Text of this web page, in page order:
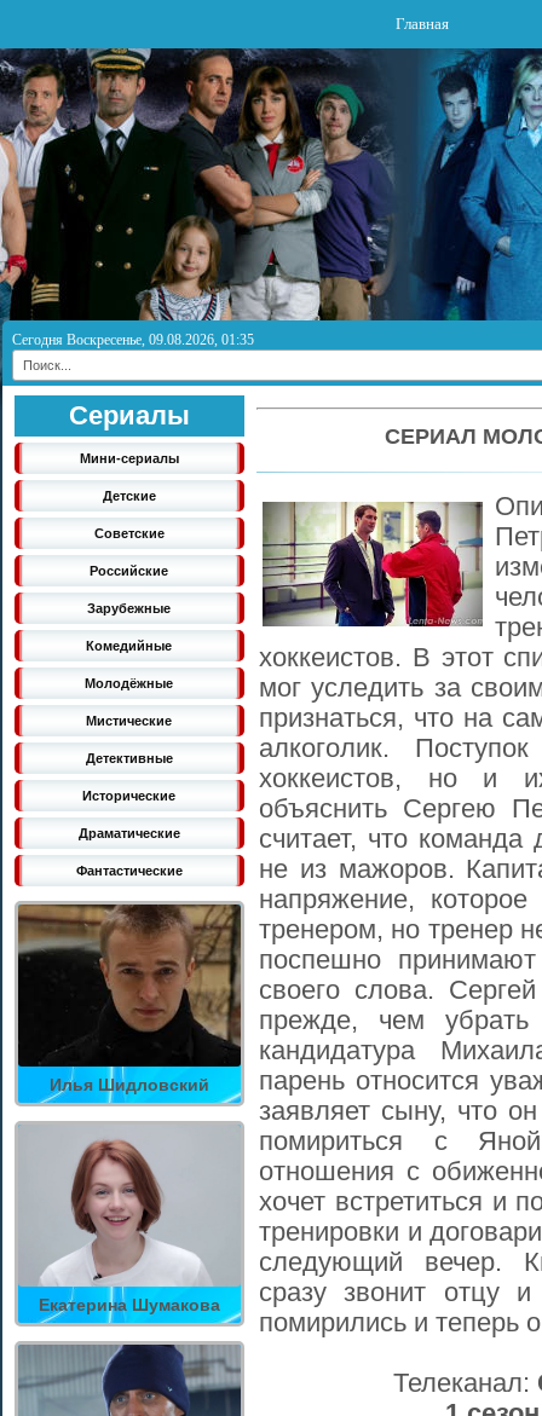
Главная
Сегодня Воскресенье, 09.08.2026, 01:35
Сериалы
Мини-сериалы
Детские
Советские
Российские
Зарубежные
Комедийные
Молодёжные
Мистические
Детективные
Исторические
Драматические
Фантастические
Илья Шидловский
Екатерина Шумакова
СЕРИАЛ
хоккеистов. В этот
мог уследить за
признаться, что на
алкоголик.
хоккеистов, но и
объяснить Сергею
считает, что команда
не из мажоров.
напряжение,
тренером, но тренер
поспешно
своего слова.
прежде, чем
кандидатура
парень относится
заявляет сыну, что
помириться с
отношения с
хочет встретиться и
тренировки и
следующий вечер.
сразу звонит отцу
помирились и теперь
Телеканал: